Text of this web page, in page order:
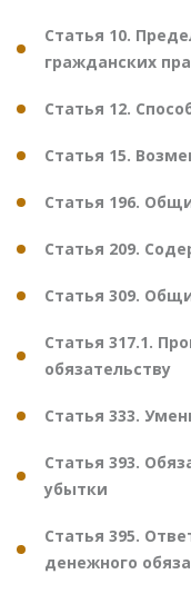
Статья 10.
гражданских
Статья 12.
Статья 15.
Статья 196.
Статья 209.
Статья 309.
Статья 317.1.
обязательству
Статья 333.
Статья 393.
убытки
Статья 395.
денежного